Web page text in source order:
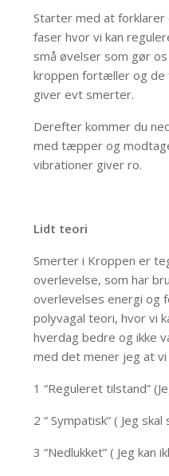
Starter med at forklarer
faser hvor vi kan
små øvelser som gør
kroppen fortæller og de
giver evt smerter.
Derefter kommer du
med tæpper og
vibrationer giver ro.
Lidt teori
Smerter i Kroppen er
overlevelse, som har
overlevelses energi og
polyvagal teori, hvor vi
hverdag bedre og ikke
med det mener jeg at
1 “Reguleret tilstand”
2 “ Sympatisk” ( Jeg skal
3 “Nedlukket” ( Jeg kan